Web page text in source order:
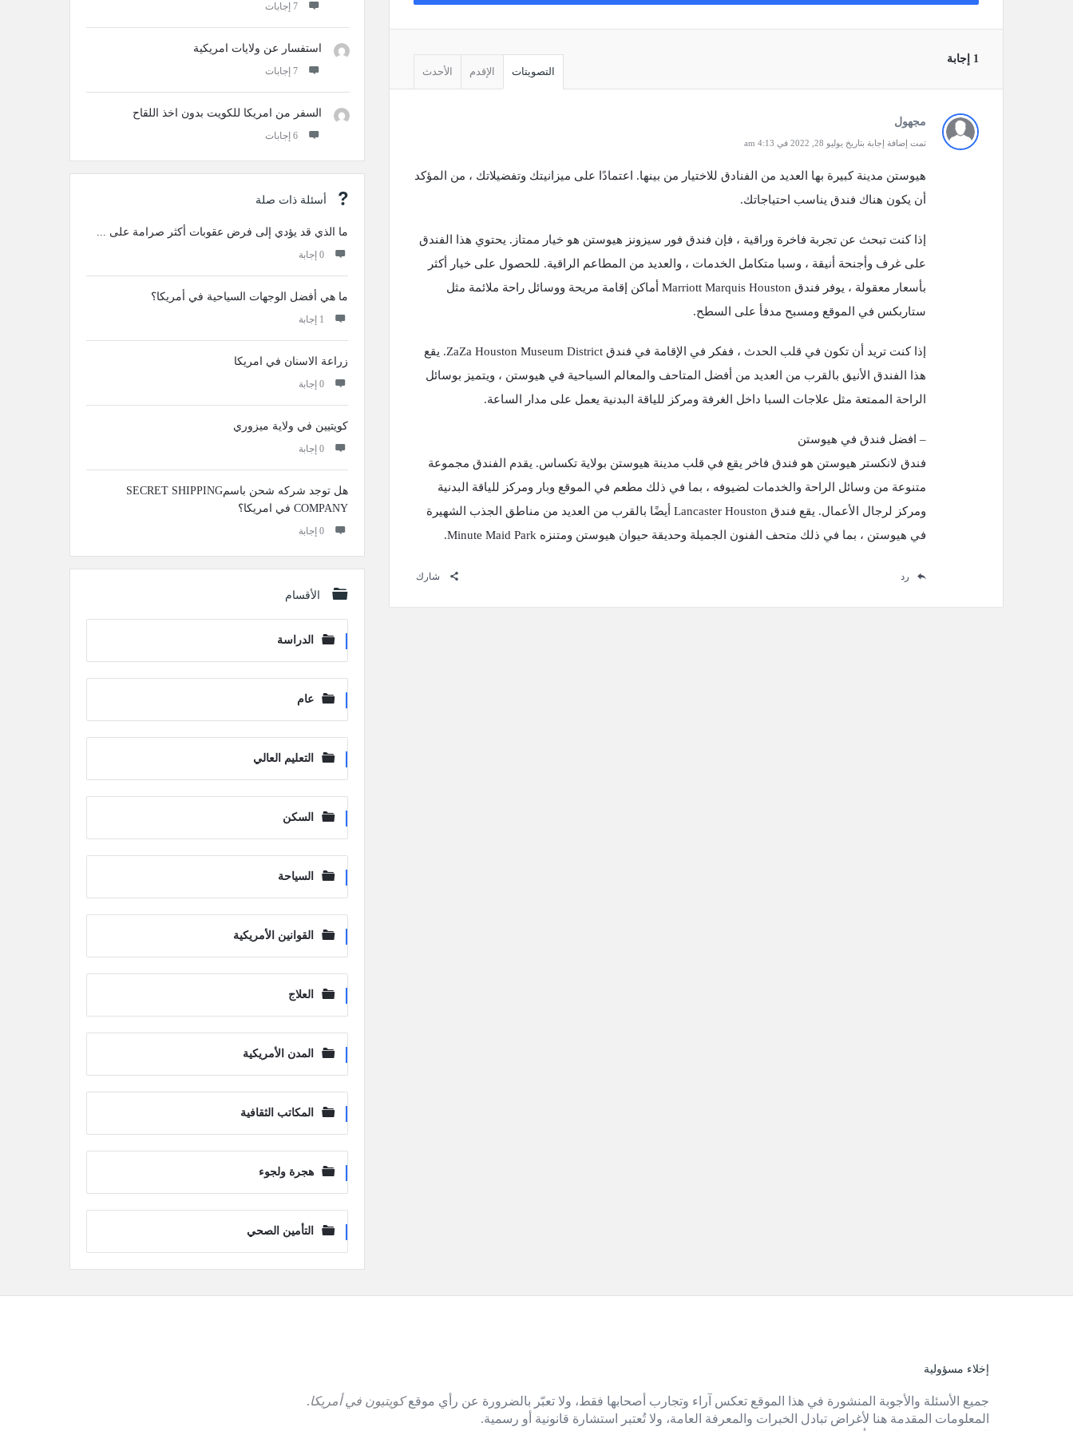
‫1 إجابة
التصويتات
الإقدم الأحدث
مجهول
تمت إضافة إجابة بتاريخ يوليو 28, 2022 في 4:13 am
هيوستن مدينة كبيرة بها العديد من الفنادق للاختيار من بينها. اعتمادًا على ميزانيتك وتفضيلاتك ، من المؤكد
أن يكون هناك فندق يناسب احتياجاتك.
إذا كنت تبحث عن تجربة فاخرة وراقية ، فإن فندق فور سيزونز هيوستن هو خيار ممتاز. يحتوي هذا الفندق
على غرف وأجنحة أنيقة ، وسبا متكامل الخدمات ، والعديد من المطاعم الراقية. للحصول على خيار أكثر
بأسعار معقولة ، يوفر فندق Marriott Marquis Houston أماكن إقامة مريحة ووسائل راحة ملائمة مثل
ستاربكس في الموقع ومسبح مدفأ على السطح.
إذا كنت تريد أن تكون في قلب الحدث ، ففكر في الإقامة في فندق ZaZa Houston Museum District. يقع
هذا الفندق الأنيق بالقرب من العديد من أفضل المتاحف والمعالم السياحية في هيوستن ، ويتميز بوسائل
الراحة الممتعة مثل علاجات السبا داخل الغرفة ومركز للياقة البدنية يعمل على مدار الساعة.
– افضل فندق في هيوستن
فندق لانكستر هيوستن هو فندق فاخر يقع في قلب مدينة هيوستن بولاية تكساس. يقدم الفندق مجموعة
متنوعة من وسائل الراحة والخدمات لضيوفه ، بما في ذلك مطعم في الموقع وبار ومركز للياقة البدنية
ومركز لرجال الأعمال. يقع فندق Lancaster Houston أيضًا بالقرب من العديد من مناطق الجذب الشهيرة
في هيوستن ، بما في ذلك متحف الفنون الجميلة وحديقة حيوان هيوستن ومتنزه Minute Maid Park.
رد شارك
‫7 إجابات
استفسار عن ولايات امريكية
‫7 إجابات
السفر من امريكا للكويت بدون اخذ اللقاح
‫6 إجابات
أسئلة ذات صلة
ما الذي قد يؤدي إلى فرض عقوبات أكثر صرامة على ...
‫0 إجابة
ما هي أفضل الوجهات السياحية في أمريكا؟
‫1 إجابة
زراعة الاسنان في امريكا
‫0 إجابة
كويتيين في ولاية ميزوري
‫0 إجابة
هل توجد شركه شحن باسمSECRET SHIPPING
COMPANY في امريكا؟
‫0 إجابة
الأقسام
الدراسة
عام
التعليم العالي
السكن
السياحة
القوانين الأمريكية
العلاج
المدن الأمريكية
المكاتب الثقافية
هجرة ولجوء
التأمين الصحي
الفوترإخلاء مسؤولية
جميع الأسئلة والأجوبة المنشورة في هذا الموقع تعكس آراء وتجارب أصحابها فقط، ولا تعبّر بالضرورة عن رأي موقعكويتيون في أمريكا.
المعلومات المقدمة هنا لأغراض تبادل الخبرات والمعرفة العامة، ولا تُعتبر استشارة قانونية أو رسمية.